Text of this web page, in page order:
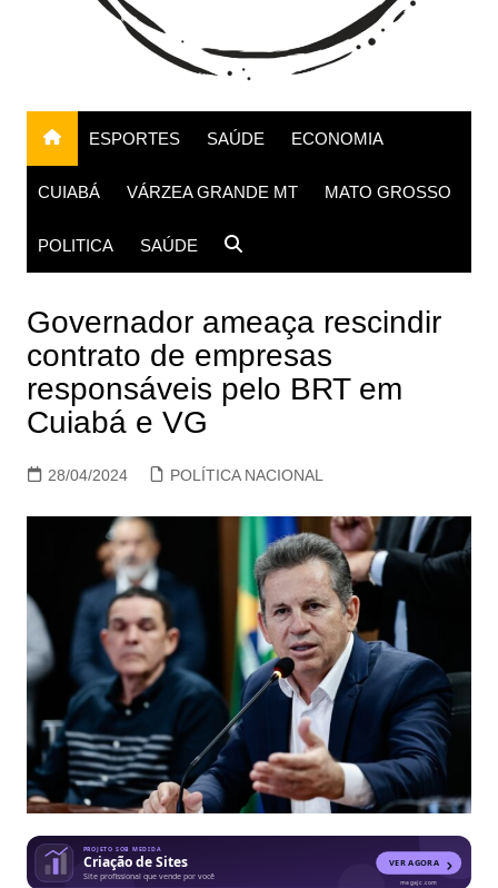
ESPORTES SAÚDE ECONOMIA
CUIABÁ VÁRZEA GRANDE MT MATO GROSSO
POLITICA SAÚDE
Governador ameaça rescindir
contrato de empresas
responsáveis pelo BRT em
Cuiabá e VG
28/04/2024 POLÍTICA NACIONAL